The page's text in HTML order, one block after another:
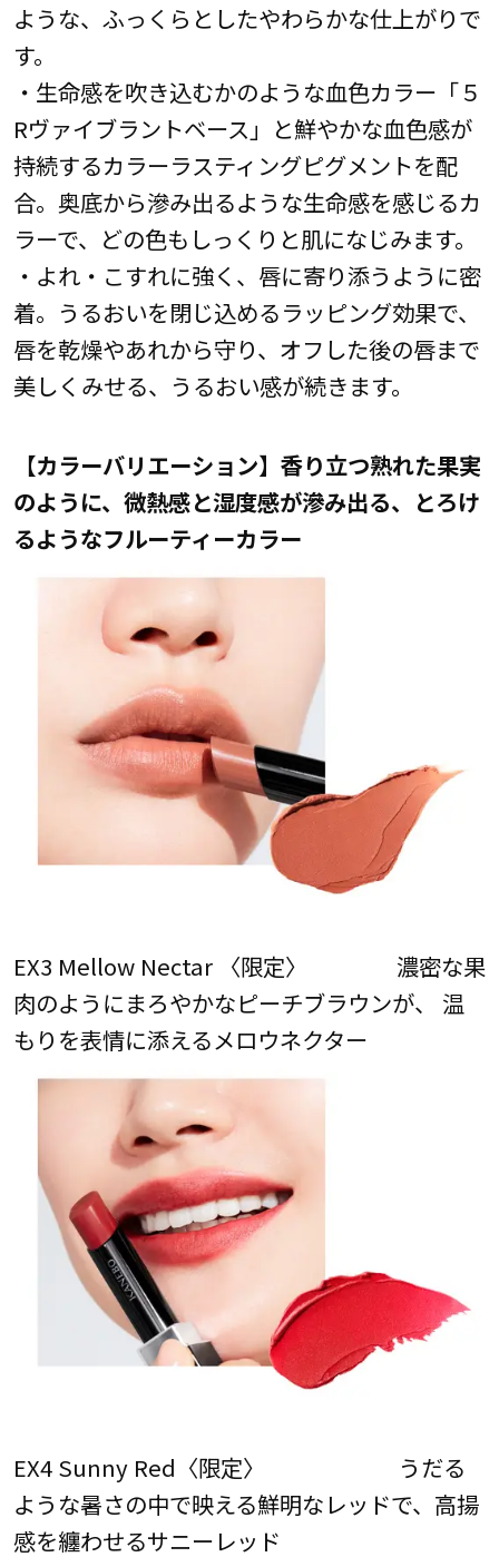
ような、ふっくらとしたやわらかな仕上がりで
す。
・生命感を吹き込むかのような血色カラー「５
Rヴァイブラントベース」と鮮やかな血色感が
持続するカラーラスティングピグメントを配
合。奥底から滲み出るような生命感を感じるカ
ラーで、どの色もしっくりと肌になじみます。
・よれ・こすれに強く、唇に寄り添うように密
着。うるおいを閉じ込めるラッピング効果で、
唇を乾燥やあれから守り、オフした後の唇まで
美しくみせる、うるおい感が続きます。
【カラーバリエーション】香り立つ熟れた果実
のように、微熱感と湿度感が滲み出る、とろけ
るようなフルーティーカラー
EX3 Mellow Nectar 〈限定〉 濃密な果
肉のようにまろやかなピーチブラウンが、 温
もりを表情に添えるメロウネクター
EX4 Sunny Red〈限定〉 うだる
ような暑さの中で映える鮮明なレッドで、高揚
感を纏わせるサニーレッド